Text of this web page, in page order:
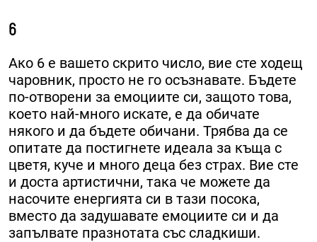
6
Ако 6 е вашето скрито число, вие сте ходещ
чаровник, просто не го осъзнавате. Бъдете
по-отворени за емоциите си, защото това,
което най-много искате, е да обичате
някого и да бъдете обичани. Трябва да се
опитате да постигнете идеала за къща с
цветя, куче и много деца без страх. Вие сте
и доста артистични, така че можете да
насочите енергията си в тази посока,
вместо да задушавате емоциите си и да
запълвате празнотата със сладкиши.